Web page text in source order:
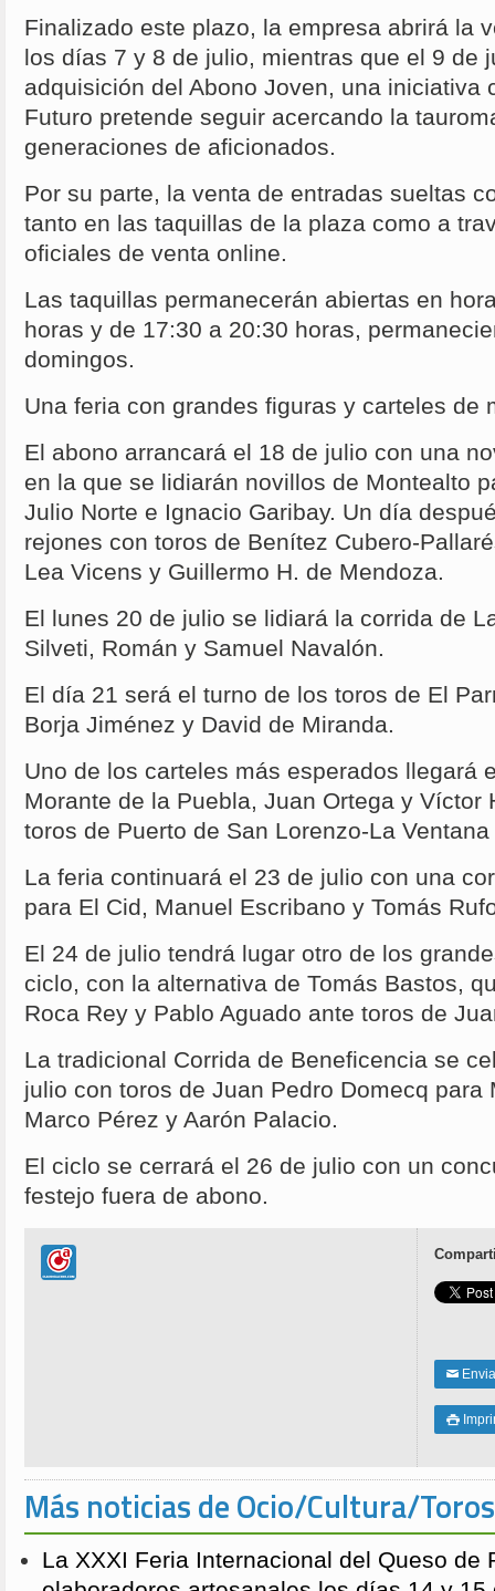
Finalizado este plazo, la empresa abrirá la
los días 7 y 8 de julio, mientras que el 9 de
adquisición del Abono Joven, una iniciativa
Futuro pretende seguir acercando la
generaciones de aficionados.
Por su parte, la venta de entradas sueltas
tanto en las taquillas de la plaza como a
oficiales de venta online.
Las taquillas permanecerán abiertas en
horas y de 17:30 a 20:30 horas,
domingos.
Una feria con grandes figuras y carteles de
El abono arrancará el 18 de julio con una
en la que se lidiarán novillos de Montealto
Julio Norte e Ignacio Garibay. Un día
rejones con toros de Benítez Cubero-
Lea Vicens y Guillermo H. de Mendoza.
El lunes 20 de julio se lidiará la corrida de
Silveti, Román y Samuel Navalón.
El día 21 será el turno de los toros de El
Borja Jiménez y David de Miranda.
Uno de los carteles más esperados llegará
Morante de la Puebla, Juan Ortega y Víctor
toros de Puerto de San Lorenzo-La
La feria continuará el 23 de julio con una
para El Cid, Manuel Escribano y Tomás
El 24 de julio tendrá lugar otro de los
ciclo, con la alternativa de Tomás Bastos,
Roca Rey y Pablo Aguado ante toros de
La tradicional Corrida de Beneficencia se
julio con toros de Juan Pedro Domecq para
Marco Pérez y Aarón Palacio.
El ciclo se cerrará el 26 de julio con un
festejo fuera de abono.
✉

Más noticias de Ocio/Cultura/Toros
La XXXI Feria Internacional del Queso de